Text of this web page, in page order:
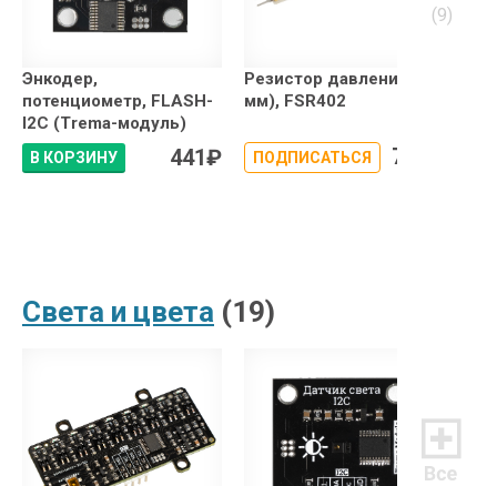
Энкодер,
потенциометр, FLASH-
I2C (Trema-модуль)
В КОРЗИНУ 441₽
Резистор давления (12
мм), FSR402
ПОДПИСАТЬСЯ 794
(9)
Света и цвета (19)